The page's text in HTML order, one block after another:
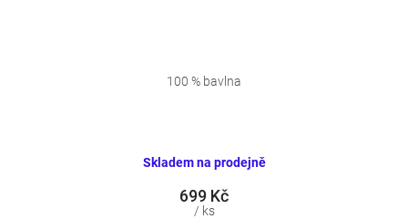
Skladem na prodejně
699 Kč
/ ks
100 % bavlna